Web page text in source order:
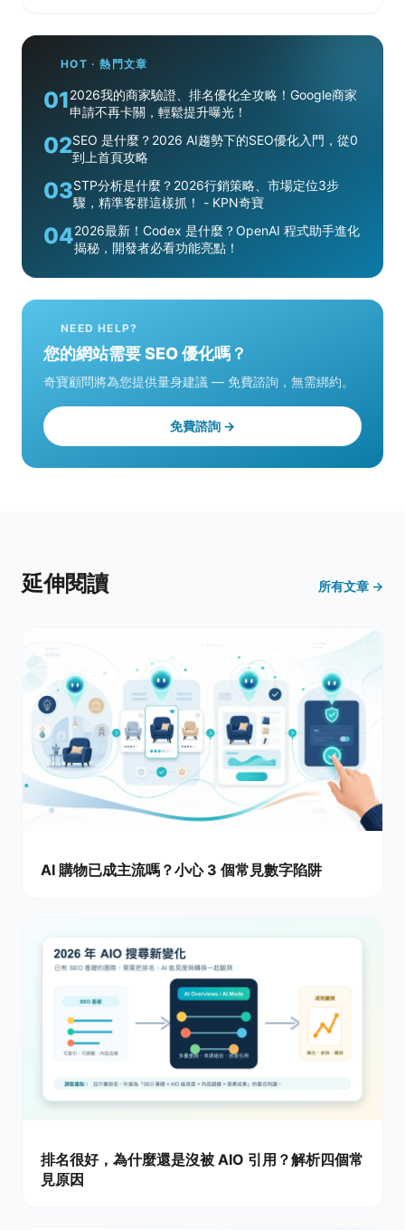
HOT · 熱門文章
012026我的商家驗證、排名優化全攻略！Google商家
申請不再卡關，輕鬆提升曝光！
02SEO 是什麼？2026 AI趨勢下的SEO優化入門，從0
到上首頁攻略
03STP分析是什麼？2026行銷策略、市場定位3步
驟，精準客群這樣抓！ - KPN奇寶
042026最新！Codex 是什麼？OpenAI 程式助手進化
揭秘，開發者必看功能亮點！
NEED HELP?
您的網站需要 SEO 優化嗎？
奇寶顧問將為您提供量身建議 — 免費諮詢，無需綁約。
免費諮詢 →
延伸閱讀 所有文章 →
AI 購物已成主流嗎？小心 3 個常見數字陷阱
排名很好，為什麼還是沒被 AIO 引用？解析四個常
見原因